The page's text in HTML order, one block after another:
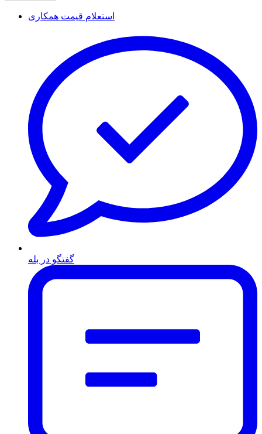
استعلام قیمت همکاری
گفتگو در بله